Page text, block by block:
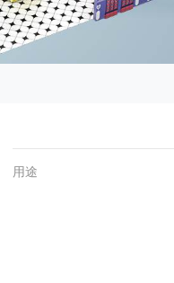
用途